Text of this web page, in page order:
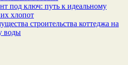
под ключ: путь к идеальному
хлопот
строительства коттеджа на
воды